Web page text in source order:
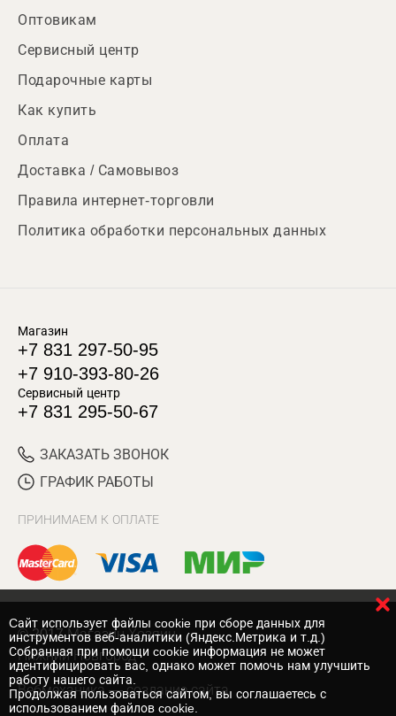
Оптовикам
Сервисный центр
Подарочные карты
Как купить
Оплата
Доставка / Самовывоз
Правила интернет-торговли
Политика обработки персональных данных
Магазин
+7 831 297-50-95
+7 910-393-80-26
Сервисный центр
+7 831 295-50-67
ЗАКАЗАТЬ ЗВОНОК
ГРАФИК РАБОТЫ
ПРИНИМАЕМ К ОПЛАТЕ
© 2017 Магазин Хозяин
Нижний Новгород
Вебмеханика — создание сайта
Cайт использует файлы cookie при сборе данных для
инструментов веб-аналитики (Яндекс.Метрика и т.д.)
Собранная при помощи cookie информация не может
идентифицировать вас, однако может помочь нам улучшить
работу нашего сайта.
Продолжая пользоваться сайтом, вы соглашаетесь с
использованием файлов cookie.